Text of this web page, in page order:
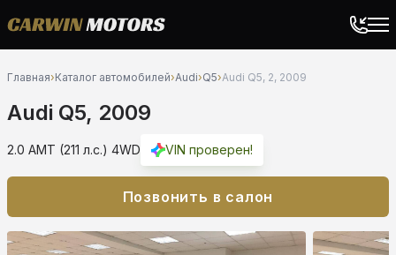
Главная›Каталог автомобилей›Audi›Q5›Audi Q5, 2, 2009
Audi Q5, 2009
2.0 AMT (211 л.с.) 4WD VIN проверен!
Позвонить в салон